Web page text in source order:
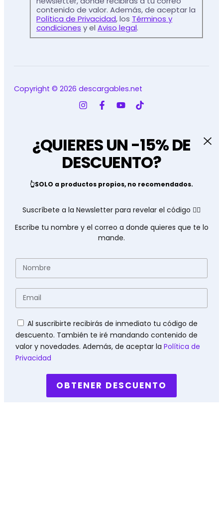
contenido de valor. Además, de aceptar la
Política de Privacidad, los Términos y
condiciones y el Aviso legal.
Copyright © 2026 descargables.net
¿QUIERES UN -15% DE
DESCUENTO?
👆SOLO a productos propios, no recomendados.
Suscríbete a la Newsletter para revelar el código 👇🏽
Escribe tu nombre y el correo a donde quieres que te lo
mande.
Nombre
Email
Políticas
Al suscribirte recibirás de inmediato tu código de
descuento. También te iré mandando contenido de
valor y novedades. Además, de aceptar la Política de
Privacidad
OBTENER DESCUENTO